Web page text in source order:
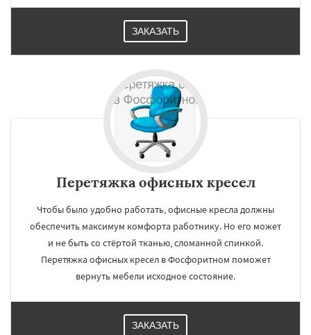
ЗАКАЗАТЬ
Перетяжка офисных кресел
Чтобы было удобно работать, офисные кресла должны
обеспечить максимум комфорта работнику. Но его может
и не быть со стёртой тканью, сломанной спинкой.
Перетяжка офисных кресел в Фосфоритном поможет
вернуть мебели исходное состояние.
ЗАКАЗАТЬ